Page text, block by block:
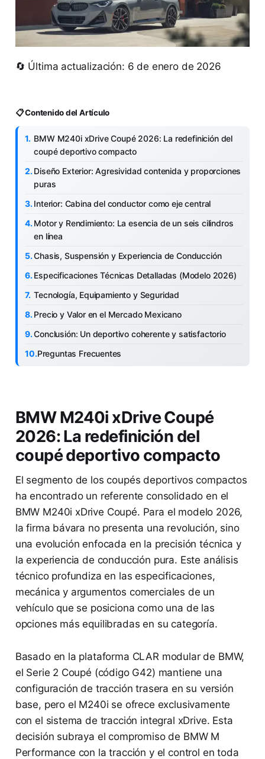
🔄 Última actualización: 6 de enero de 2026
📋 Contenido del Artículo
BMW M240i xDrive Coupé 2026: La redefinición del
coupé deportivo compacto
Diseño Exterior: Agresividad contenida y proporciones
puras
Interior: Cabina del conductor como eje central
Motor y Rendimiento: La esencia de un seis cilindros
en línea
Chasis, Suspensión y Experiencia de Conducción
Especificaciones Técnicas Detalladas (Modelo 2026)
Tecnología, Equipamiento y Seguridad
Precio y Valor en el Mercado Mexicano
Conclusión: Un deportivo coherente y satisfactorio
Preguntas Frecuentes
BMW M240i xDrive Coupé
2026: La redefinición del
coupé deportivo compacto
El segmento de los coupés deportivos compactos
ha encontrado un referente consolidado en el
BMW M240i xDrive Coupé. Para el modelo 2026,
la firma bávara no presenta una revolución, sino
una evolución enfocada en la precisión técnica y
la experiencia de conducción pura. Este análisis
técnico profundiza en las especificaciones,
mecánica y argumentos comerciales de un
vehículo que se posiciona como una de las
opciones más equilibradas en su categoría.
Basado en la plataforma CLAR modular de BMW,
el Serie 2 Coupé (código G42) mantiene una
configuración de tracción trasera en su versión
base, pero el M240i se ofrece exclusivamente
con el sistema de tracción integral xDrive. Esta
decisión subraya el compromiso de BMW M
Performance con la tracción y el control en toda